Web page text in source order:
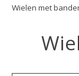
Wielen met